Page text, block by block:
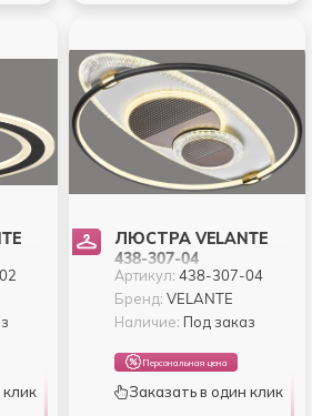
ЛЮСТРА VELANTE
438-307-04
Артикул:438-307-04
Бренд:VELANTE
Наличие: Под заказ
Персональная цена
Заказать в один клик